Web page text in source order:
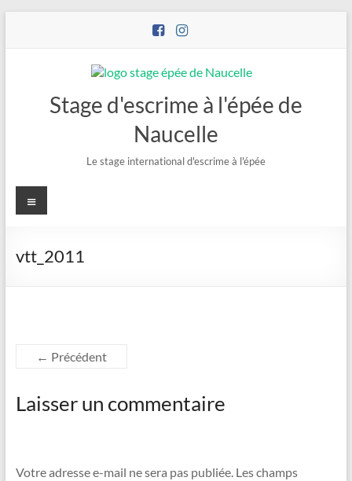
Stage d'escrime à l'épée de
Naucelle
Le stage international d'escrime à l'épée
vtt_2011
← Précédent
Laisser un commentaire
Votre adresse e-mail ne sera pas publiée. Les champs